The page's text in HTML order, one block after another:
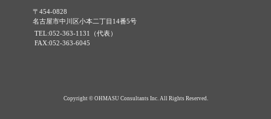
〒454-0828
名古屋市中川区小本二丁目14番5号
TEL:052-363-1131（代表）
FAX:052-363-6045
Copyright © OHMASU Consultants Inc. All Rights Reserved.